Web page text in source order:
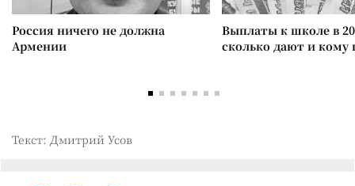
Россия ничего не должна
Армении
Выплаты к школе в
сколько дают и
Текст: Дмитрий Усов